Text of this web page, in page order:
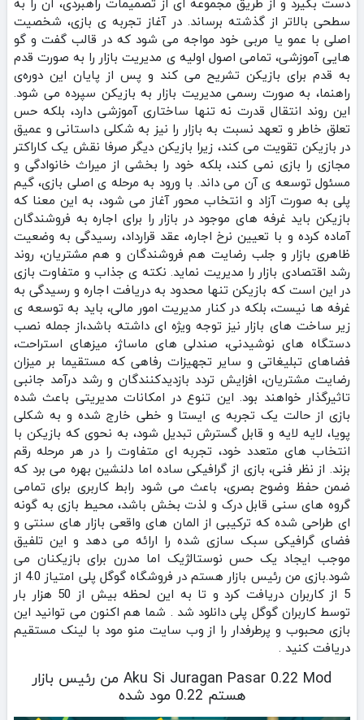
سطحی بالاتر از گذشته برساند. در آغاز تجربه‌ ی بازی، شخصیت
اصلی با عمو یا مربی خود مواجه می‌ شود که در قالب گفت و گو
هایی آموزشی، تمامی اصول اولیه‌ ی مدیریت بازار را به‌ صورت قدم‌
به‌ قدم برای بازیکن تشریح می‌ کند و پس از پایان این دوره‌ی
راهنما، به‌ صورت رسمی مدیریت بازار به بازیکن سپرده می‌ شود.
این روند انتقال قدرت نه‌ تنها ساختاری آموزشی دارد، بلکه حس
تعلق خاطر و تعهد نسبت به بازار را نیز به شکلی داستانی و عمیق
در بازیکن تقویت می‌ کند، زیرا بازیکن دیگر صرفا نقش یک کاراکتر
مجازی را بازی نمی‌ کند، بلکه خود را بخشی از میراث خانوادگی و
مسئول توسعه‌ ی آن می‌ داند. با ورود به مرحله‌ ی اصلی بازی، گیم‌
پلی به‌ صورت آزاد و انتخاب‌ محور آغاز می‌ شود، به این معنا که
بازیکن باید غرفه‌ های موجود در بازار را برای اجاره به فروشندگان
آماده کرده و با تعیین نرخ اجاره، عقد قرارداد، رسیدگی به وضعیت
ظاهری بازار و جلب رضایت هم فروشندگان و هم مشتریان، روند
رشد اقتصادی بازار را مدیریت نماید. نکته‌ ی جذاب و متفاوت بازی
در این است که بازیکن تنها محدود به دریافت اجاره و رسیدگی به
غرفه‌ ها نیست، بلکه در کنار مدیریت امور مالی، باید به توسعه‌ ی
زیر ساخت‌ های بازار نیز توجه ویژه‌ ای داشته باشد،از جمله نصب
دستگاه‌ های نوشیدنی، صندلی‌ های ماساژ، میزهای استراحت،
فضاهای تبلیغاتی و سایر تجهیزات رفاهی که مستقیما بر میزان
رضایت مشتریان، افزایش تردد بازدیدکنندگان و رشد درآمد جانبی
تاثیرگذار خواهند بود. این تنوع در امکانات مدیریتی باعث شده
بازی از حالت یک تجربه‌ ی ایستا و خطی خارج شده و به شکلی
پویا، لایه‌ لایه و قابل گسترش تبدیل شود، به‌ نحوی که بازیکن با
انتخاب‌ های متعدد خود، تجربه‌ ای متفاوت را در هر مرحله رقم
بزند. از نظر فنی، بازی از گرافیکی ساده اما دلنشین بهره می‌ برد که
ضمن حفظ وضوح بصری، باعث می‌ شود رابط کاربری برای تمامی
گروه‌ های سنی قابل درک و لذت‌ بخش باشد، محیط بازی به‌ گونه‌
ای طراحی شده که ترکیبی از المان‌ های واقعی بازار های سنتی و
فضای گرافیکی سبک‌ سازی‌ شده را ارائه می‌ دهد و این تلفیق
موجب ایجاد یک حس نوستالژیک اما مدرن برای بازیکنان می‌
شود.بازی من رئیس بازار هستم در فروشگاه گوگل پلی امتیاز 4.0 از
5 از کاربران دریافت کرد و تا به این لحظه بیش از 50 هزار بار
توسط کاربران گوگل پلی دانلود شد . شما هم اکنون می توانید این
بازی محبوب و پرطرفدار را از وب سایت منو مود با لینک مستقیم
دریافت کنید .
Aku Si Juragan Pasar 0.22 Mod من رئیس بازار
هستم 0.22 مود شده